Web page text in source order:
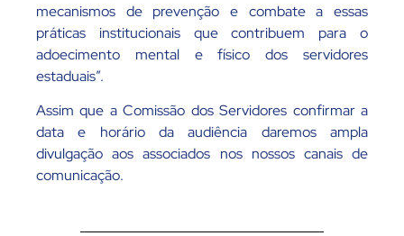
mecanismos de prevenção e combate a essas
práticas institucionais que contribuem para o
adoecimento mental e físico dos servidores
estaduais”.
Assim que a Comissão dos Servidores confirmar a
data e horário da audiência daremos ampla
divulgação aos associados nos nossos canais de
comunicação.